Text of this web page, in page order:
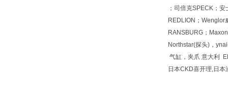
；司倍克SPECK；
REDLION；Wenglor
RANSBURG；
Northstar(探头)，
气缸，夹爪 意大利
日本CKD喜开理,日